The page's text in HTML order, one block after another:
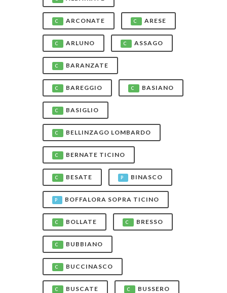
C ARCONATE C ARESE
C ARLUNO C ASSAGO
C BARANZATE
C BAREGGIO C BASIANO
C BASIGLIO
C BELLINZAGO LOMBARDO
C BERNATE TICINO
C BESATE P BINASCO
P BOFFALORA SOPRA TICINO
C BOLLATE C BRESSO
C BUBBIANO
C BUCCINASCO
C BUSCATE C BUSSERO